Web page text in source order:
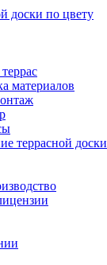
доски по цвету
материалов
террасной доски